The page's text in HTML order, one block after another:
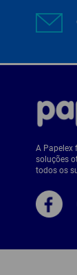
A Papelex
soluções
todos os